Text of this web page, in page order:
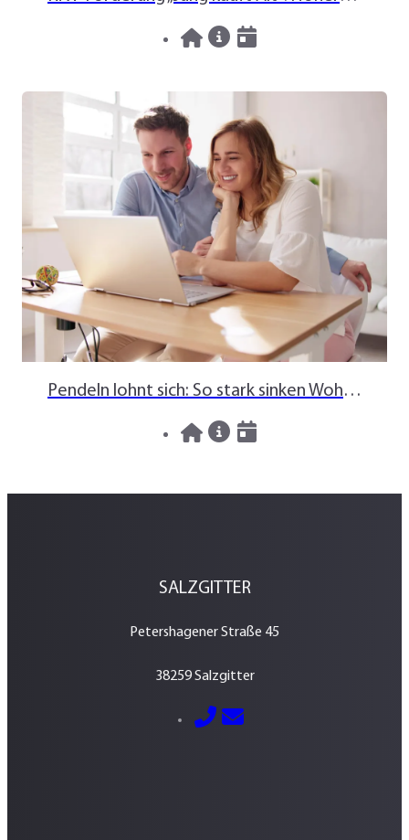
News
06.08.2026
Pendeln lohnt sich: So stark sinken Wohnungspreise im Umland
News
30.07.2026
SALZGITTER
Petershagener Straße 45
38259 Salzgitter
05341 – 2884600
E-Mail senden